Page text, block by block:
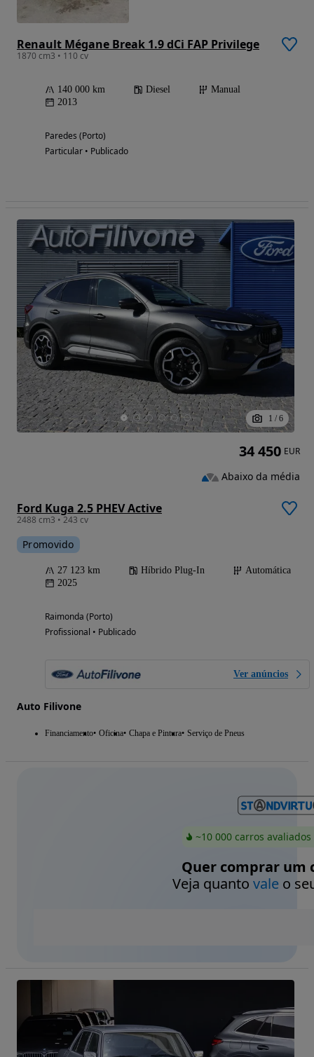
Renault Mégane Break 1.9 dCi FAP Privilege
1870 cm3 • 110 cv
140 000 km Diesel
Manual
2013
Paredes (Porto)
Particular • Publicado
1 / 6
Ford Kuga 2.5 PHEV Active
2488 cm3 • 243 cv
Promovido
27 123 km Híbrido Plug-In
Automática
2025
Raimonda (Porto)
Profissional • Publicado
Ver anúncios
Auto Filivone
Financiamento Oficina Chapa e Pintura Serviço de Pneus
34 450 EUR
Abaixo da média
~10 000 carros
Quer comprar um
Veja quanto valeo